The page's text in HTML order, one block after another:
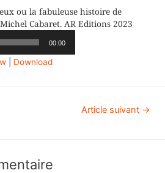
ou la fabuleuse histoire de
Michel Cabaret. AR Editions 2023
00:00
Download
Article suivant →